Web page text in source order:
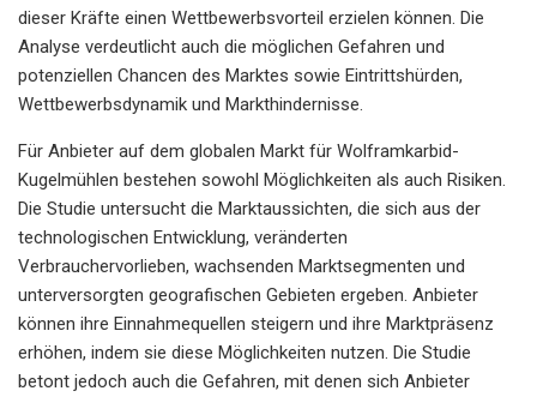
dieser Kräfte einen Wettbewerbsvorteil erzielen können. Die
Analyse verdeutlicht auch die möglichen Gefahren und
potenziellen Chancen des Marktes sowie Eintrittshürden,
Wettbewerbsdynamik und Markthindernisse.
Für Anbieter auf dem globalen Markt für Wolframkarbid-
Kugelmühlen bestehen sowohl Möglichkeiten als auch Risiken.
Die Studie untersucht die Marktaussichten, die sich aus der
technologischen Entwicklung, veränderten
Verbrauchervorlieben, wachsenden Marktsegmenten und
unterversorgten geografischen Gebieten ergeben. Anbieter
können ihre Einnahmequellen steigern und ihre Marktpräsenz
erhöhen, indem sie diese Möglichkeiten nutzen. Die Studie
betont jedoch auch die Gefahren, mit denen sich Anbieter